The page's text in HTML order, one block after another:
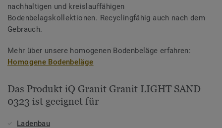
nachhaltigen und kreislauffähigen
Bodenbelagskollektionen. Recyclingfähig auch nach dem
Gebrauch.
Mehr über unsere homogenen Bodenbeläge erfahren:
Homogene Bodenbeläge
Das Produkt iQ Granit Granit LIGHT SAND
0323 ist geeignet für
Ladenbau